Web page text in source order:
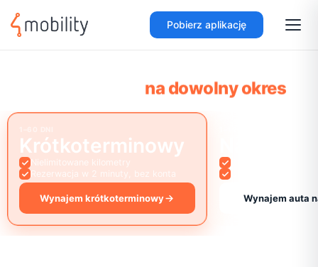
Pobierz aplikację
na dowolny okres
na dowolny okres
Krótkoterminowy
Nielimitowane kilometry
Rezerwacja w 2 minuty, bez konta
Wynajem krótkoterminowy Wynajem auta